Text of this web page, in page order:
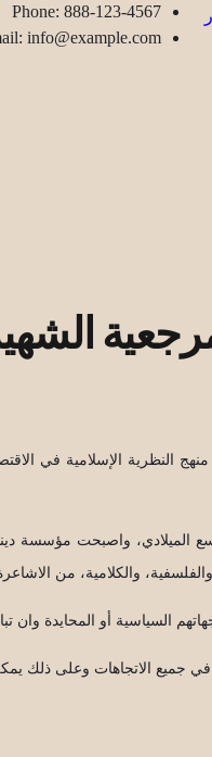
Phone: 888-123-4567
info@example.com
منهج النظرية الإسلامية
الميلادي، واصبحت مؤسسة
والكلامية، من
السياسية أو المحايدة وان
في جميع الاتجاهات وعلى